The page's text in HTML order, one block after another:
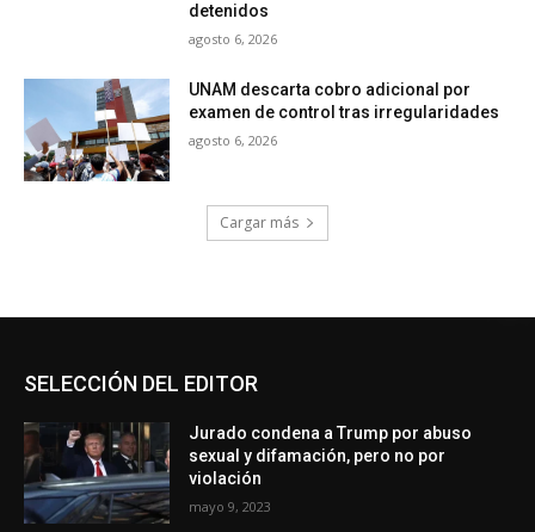
detenidos
agosto 6, 2026
UNAM descarta cobro adicional por
examen de control tras irregularidades
agosto 6, 2026
Cargar más
SELECCIÓN DEL EDITOR
Jurado condena a Trump por abuso
sexual y difamación, pero no por
violación
mayo 9, 2023